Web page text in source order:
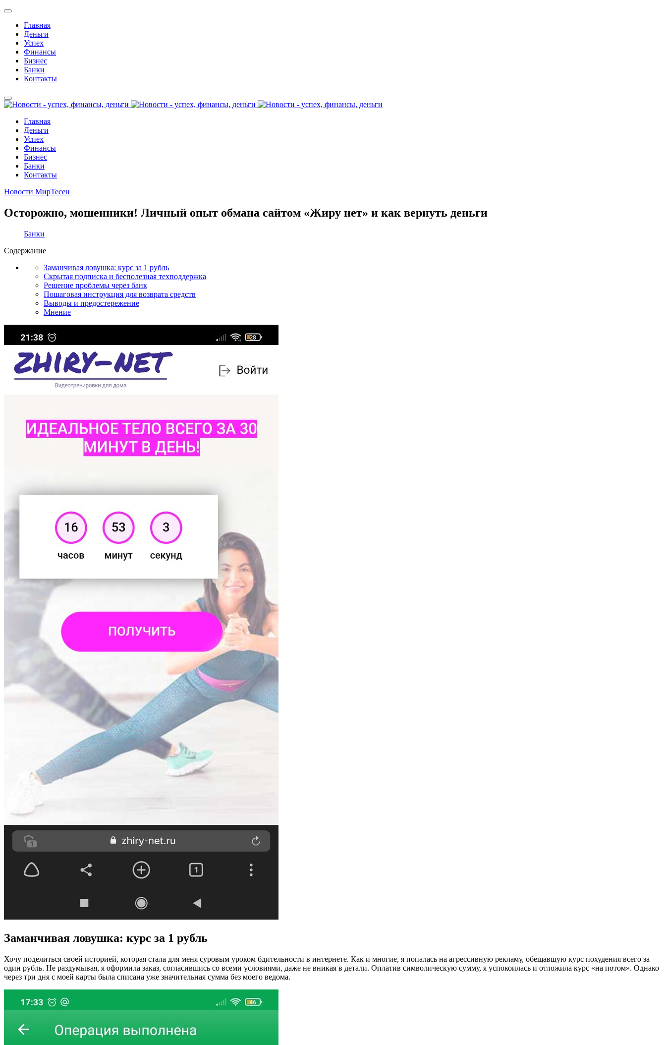
Главная
Деньги
Успех
Финансы
Бизнес
Банки
Контакты
Главная
Деньги
Успех
Финансы
Бизнес
Банки
Контакты
Новости МирТесен
Осторожно, мошенники! Личный опыт обмана сайтом «Жиру нет» и как вернуть деньги
Банки
Содержание
Заманчивая ловушка: курс за 1 рубль
Скрытая подписка и бесполезная техподдержка
Решение проблемы через банк
Пошаговая инструкция для возврата средств
Выводы и предостережение
Мнение
Заманчивая ловушка: курс за 1 рубль
Хочу поделиться своей историей, которая стала для меня суровым уроком бдительности в интернете. Как и многие, я попалась на агрессивную рекламу, обещавшую курс похудения всего за
один рубль. Не раздумывая, я оформила заказ, согласившись со всеми условиями, даже не вникая в детали. Оплатив символическую сумму, я успокоилась и отложила курс «на потом». Однако
через три дня с моей карты была списана уже значительная сумма без моего ведома.